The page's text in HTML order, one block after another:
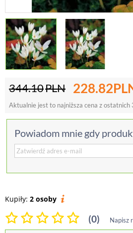
344.10PLN 228.82
Aktualnie jest to najniższa cena z ostatnich
Powiadom mnie gdy
Kupiły: 2 osoby
(0) Napisz